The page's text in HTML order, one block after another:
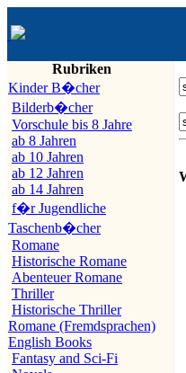
Rubriken
Kinder B�cher
Bilderb�cher
Vorschule bis 8 Jahre
ab 8 Jahren
ab 10 Jahren
ab 12 Jahren
ab 14 Jahren
f�r Jugendliche
Taschenb�cher
Romane
Historische Romane
Abenteuer Romane
Thriller
Historische Thriller
Romane (Fremdsprachen)
English Books
Fantasy and Sci-Fi